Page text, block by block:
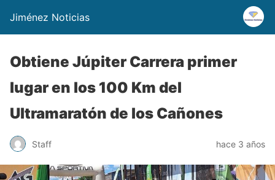
Jiménez Noticias
Obtiene Júpiter Carrera primer
lugar en los 100 Km del
Ultramaratón de los Cañones
Staff hace 3 años